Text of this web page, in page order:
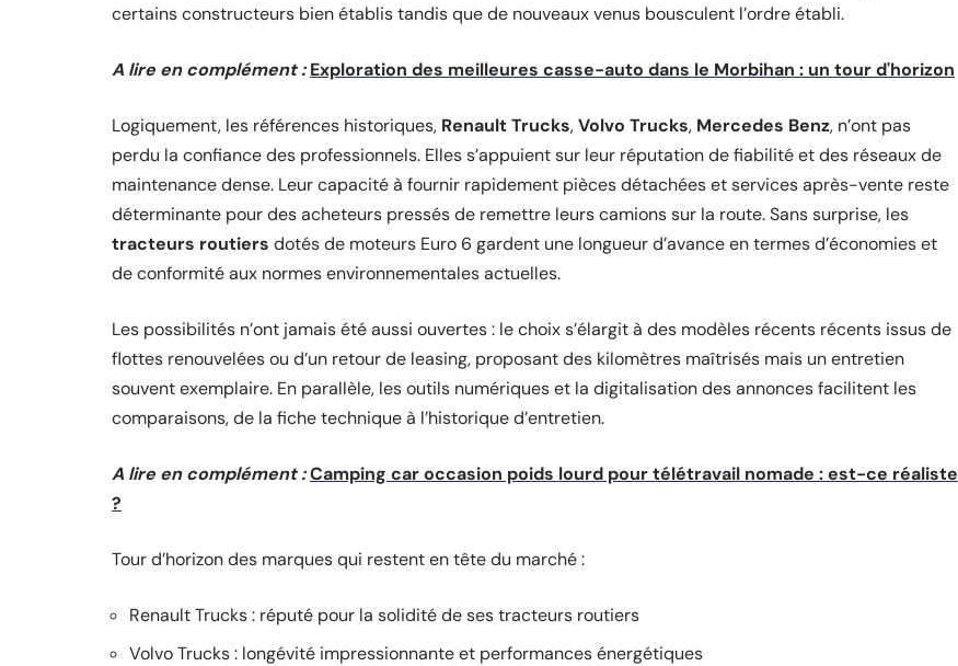
certains constructeurs bien établis tandis que de nouveaux venus bousculent l’ordre établi.
A lire en complément : Exploration des meilleures casse-auto dans le Morbihan : un tour d'horizon
Logiquement, les références historiques, Renault Trucks,Volvo Trucks, Mercedes Benz, n’ont pas
perdu la confiance des professionnels. Elles s’appuient sur leur réputation de fiabilité et des réseaux de
maintenance dense. Leur capacité à fournir rapidement pièces détachées et services après-vente reste
déterminante pour des acheteurs pressés de remettre leurs camions sur la route. Sans surprise, les
tracteurs routiers dotés de moteurs Euro 6 gardent une longueur d’avance en termes d’économies et
de conformité aux normes environnementales actuelles.
Les possibilités n’ont jamais été aussi ouvertes : le choix s’élargit à des modèles récents récents issus de
flottes renouvelées ou d’un retour de leasing, proposant des kilomètres maîtrisés mais un entretien
souvent exemplaire. En parallèle, les outils numériques et la digitalisation des annonces facilitent les
comparaisons, de la fiche technique à l’historique d’entretien.
A lire en complément :Camping car occasion poids lourd pour télétravail nomade : est-ce réaliste
?
Tour d’horizon des marques qui restent en tête du marché :
Renault Trucks : réputé pour la solidité de ses tracteurs routiers
Volvo Trucks : longévité impressionnante et performances énergétiques